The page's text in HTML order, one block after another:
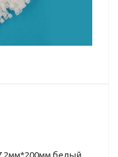
белый...